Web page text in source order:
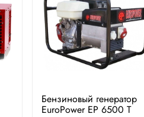
Бензиновый генератор
EuroPower EP 6500 T